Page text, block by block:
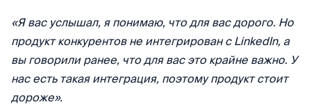
«Я вас услышал, я понимаю, что для вас дорого. Но
продукт конкурентов не интегрирован с LinkedIn, а
вы говорили ранее, что для вас это крайне важно. У
нас есть такая интеграция, поэтому продукт стоит
дороже».